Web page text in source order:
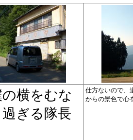
横をむな
ぎる隊長
仕方ないので、
からの景色で心